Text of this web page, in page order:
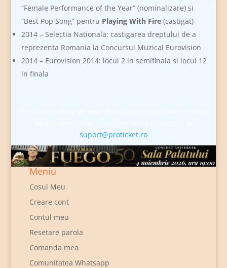
“Female Performance of the Year” (nominalizare) si
“Best Pop Song” pentru Playing With Fire (castigat)
2014 – Selectia Nationala: castigarea dreptului de a
reprezenta Romania la Concursul Muzical Eurovision
2014 – Eurovision 2014: locul 2 in semifinala si locul 12
in finala
suport@proticket.ro
Meniu
Cosul Meu
Creare cont
Contul meu
Resetare parola
Comanda mea
Comunitatea Whatsapp